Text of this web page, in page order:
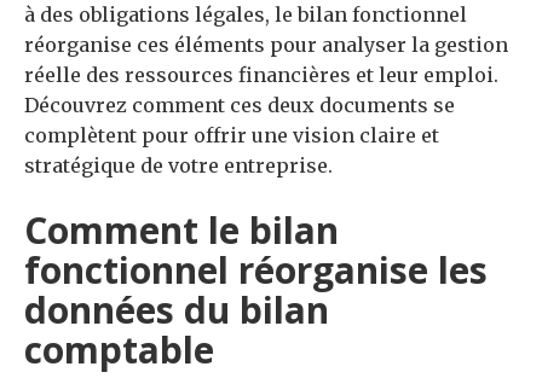
à des obligations légales, le bilan fonctionnel
réorganise ces éléments pour analyser la gestion
réelle des ressources financières et leur emploi.
Découvrez comment ces deux documents se
complètent pour offrir une vision claire et
stratégique de votre entreprise.
Comment le bilan
fonctionnel réorganise les
données du bilan
comptable